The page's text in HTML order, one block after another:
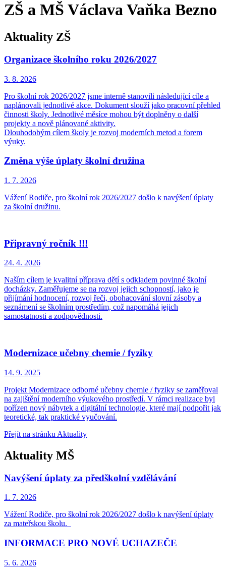
ZŠ a MŠ Václava Vaňka Bezno
Aktuality ZŠ
Organizace školního roku 2026/2027
3. 8. 2026
Pro školní rok 2026/2027 jsme interně stanovili následující cíle a
naplánovali jednotlivé akce. Dokument slouží jako pracovní přehled
činnosti školy. Jednotlivé měsíce mohou být doplněny o další
projekty a nově plánované aktivity.
Dlouhodobým cílem školy je rozvoj moderních metod a forem
výuky.
Změna výše úplaty školní družina
1. 7. 2026
Vážení Rodiče, pro školní rok 2026/2027 došlo k navýšení úplaty
za školní družinu.
Připravný ročník !!!
24. 4. 2026
Naším cílem je kvalitní příprava dětí s odkladem povinné školní
docházky. Zaměřujeme se na rozvoj jejich schopností, jako je
přijímání hodnocení, rozvoj řeči, obohacování slovní zásoby a
seznámení se školním prostředím, což napomáhá jejich
samostatnosti a zodpovědnosti.
Modernizace učebny chemie / fyziky
14. 9. 2025
Projekt Modernizace odborné učebny chemie / fyziky se zaměřoval
na zajištění moderního výukového prostředí. V rámci realizace byl
pořízen nový nábytek a digitální technologie, které mají podpořit jak
teoretické, tak praktické vyučování.
Přejít na stránku Aktuality
Aktuality MŠ
Navýšení úplaty za předškolní vzdělávání
1. 7. 2026
Vážení Rodiče, pro školní rok 2026/2027 došlo k navýšení úplaty
za mateřskou školu.
INFORMACE PRO NOVÉ UCHAZEČE
5. 6. 2026